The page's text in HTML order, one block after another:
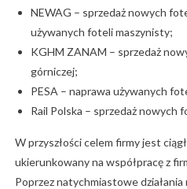
NEWAG – sprzedaż nowych
używanych foteli maszynisty;
KGHM ZANAM – sprzedaż
górniczej;
PESA – naprawa używanych
Rail Polska – sprzedaż nowych
W przyszłości celem firmy jest
ukierunkowany na współpracę z
Poprzez natychmiastowe